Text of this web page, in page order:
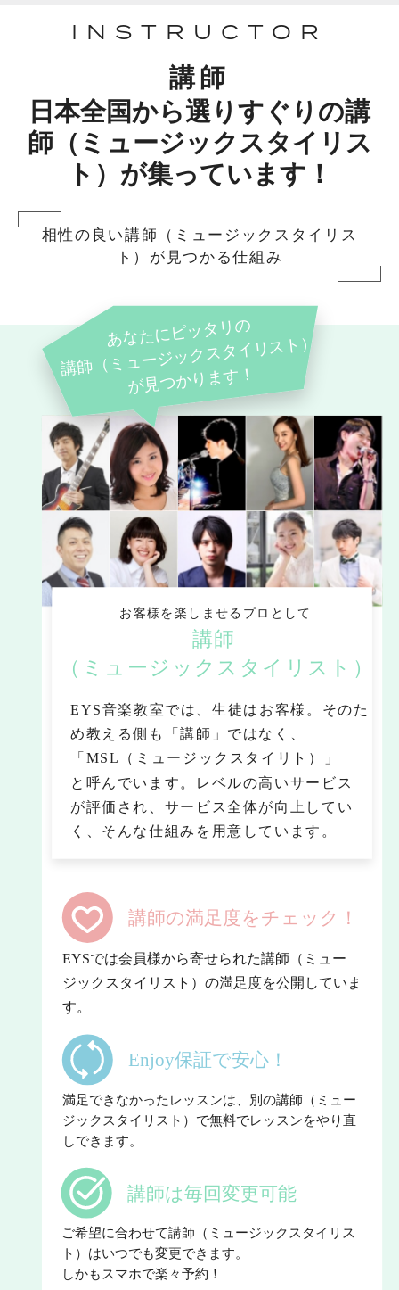
INSTRUCTOR
講師
日本全国から選りすぐりの講
師（ミュージックスタイリス
ト）が集っています！
相性の良い講師（ミュージックスタイリス
ト）が見つかる仕組み